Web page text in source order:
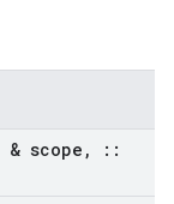
& scope ,
::